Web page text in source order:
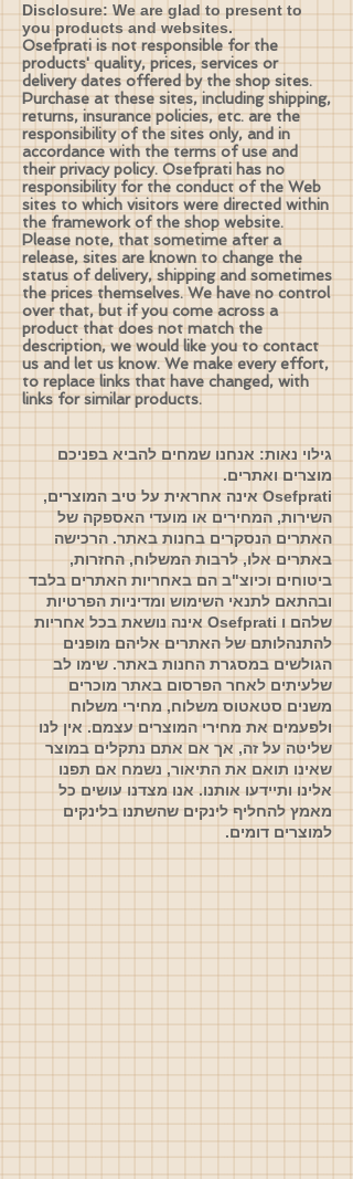
Disclosure: We are glad to present to
you products and websites.
Osefprati is not responsible for the
products' quality, prices, services or
delivery dates offered by the shop sites.
Purchase at these sites, including shipping,
returns, insurance policies, etc. are the
responsibility of the sites only, and in
accordance with the terms of use and
their privacy policy. Osefprati has no
responsibility for the conduct of the Web
sites to which visitors were directed within
the framework of the shop website.
Please note, that sometime after a
release, sites are known to change the
status of delivery, shipping and sometimes
the prices themselves. We have no control
over that, but if you come across a
product that does not match the
description, we would like you to contact
us and let us know. We make every effort,
to replace links that have changed, with
links for similar products.
גילוי נאות: אנחנו שמחים להביא בפניכם
מוצרים ואתרים.
Osefprati אינה אחראית על טיב המוצרים,
השירות, המחירים או מועדי האספקה של
האתרים הנסקרים בחנות באתר. הרכישה
באתרים אלו, לרבות המשלוח, החזרות,
ביטוחים וכיוצ"ב הם באחריות האתרים בלבד
ובהתאם לתנאי השימוש ומדיניות הפרטיות
שלהם ו Osefprati אינה נושאת בכל אחריות
להתנהלותם של האתרים אליהם מופנים
הגולשים במסגרת החנות באתר. שימו לב
שלעיתים לאחר הפרסום באתר מוכרים
משנים סטאטוס משלוח, מחירי משלוח
ולפעמים את מחירי המוצרים עצמם. אין לנו
שליטה על זה, אך אם אתם נתקלים במוצר
שאינו תואם את התיאור, נשמח אם תפנו
אלינו ותיידעו אותנו. אנו מצדנו עושים כל
מאמץ להחליף לינקים שהשתנו בלינקים
למוצרים דומים.